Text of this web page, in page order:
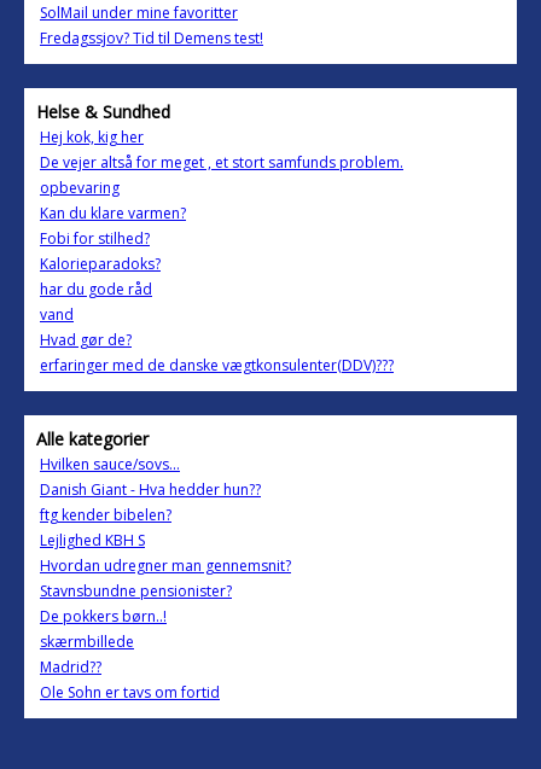
SolMail under mine favoritter
Fredagssjov? Tid til Demens test!
Helse & Sundhed
Hej kok, kig her
De vejer altså for meget , et stort samfunds problem.
opbevaring
Kan du klare varmen?
Fobi for stilhed?
Kalorieparadoks?
har du gode råd
vand
Hvad gør de?
erfaringer med de danske vægtkonsulenter(DDV)???
Alle kategorier
Hvilken sauce/sovs...
Danish Giant - Hva hedder hun??
ftg kender bibelen?
Lejlighed KBH S
Hvordan udregner man gennemsnit?
Stavnsbundne pensionister?
De pokkers børn..!
skærmbillede
Madrid??
Ole Sohn er tavs om fortid